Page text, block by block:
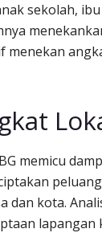
sekolah,
memicu
dan kota.